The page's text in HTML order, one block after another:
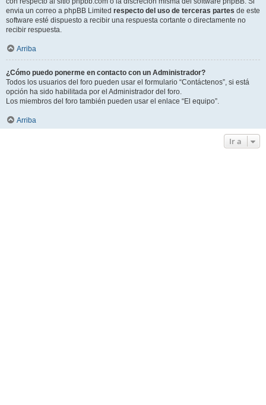
envia un correo a phpBB Limited respecto del uso de terceras partes de este
software esté dispuesto a recibir una respuesta cortante o directamente no
recibir respuesta.
Arriba
¿Cómo puedo ponerme en contacto con un Administrador?
Todos los usuarios del foro pueden usar el formulario “Contáctenos”, si está
opción ha sido habilitada por el Administrador del foro.
Los miembros del foro también pueden usar el enlace “El equipo”.
Arriba
Ir a